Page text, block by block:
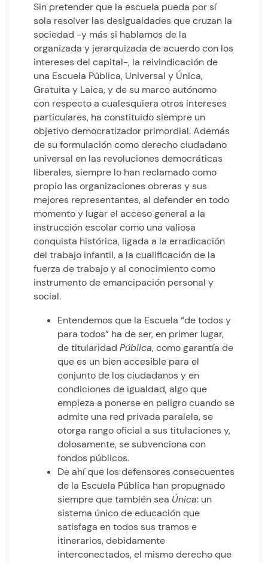
Sin pretender que la escuela pueda por sí
sola resolver las desigualdades que cruzan la
sociedad -y más si hablamos de la
organizada y jerarquizada de acuerdo con los
intereses del capital-, la reivindicación de
una Escuela Pública, Universal y Única,
Gratuita y Laica, y de su marco autónomo
con respecto a cualesquiera otros intereses
particulares, ha constituido siempre un
objetivo democratizador primordial. Además
de su formulación como derecho ciudadano
universal en las revoluciones democráticas
liberales, siempre lo han reclamado como
propio las organizaciones obreras y sus
mejores representantes, al defender en todo
momento y lugar el acceso general a la
instrucción escolar como una valiosa
conquista histórica, ligada a la erradicación
del trabajo infantil, a la cualificación de la
fuerza de trabajo y al conocimiento como
instrumento de emancipación personal y
social.
Entendemos que la Escuela “de todos y
para todos” ha de ser, en primer lugar,
de titularidad Pública, como garantía de
que es un bien accesible para el
conjunto de los ciudadanos y en
condiciones de igualdad, algo que
empieza a ponerse en peligro cuando se
admite una red privada paralela, se
otorga rango oficial a sus titulaciones y,
dolosamente, se subvenciona con
fondos públicos.
De ahí que los defensores consecuentes
de la Escuela Pública han propugnado
siempre que también sea Única: un
sistema único de educación que
satisfaga en todos sus tramos e
itinerarios, debidamente
interconectados, el mismo derecho que